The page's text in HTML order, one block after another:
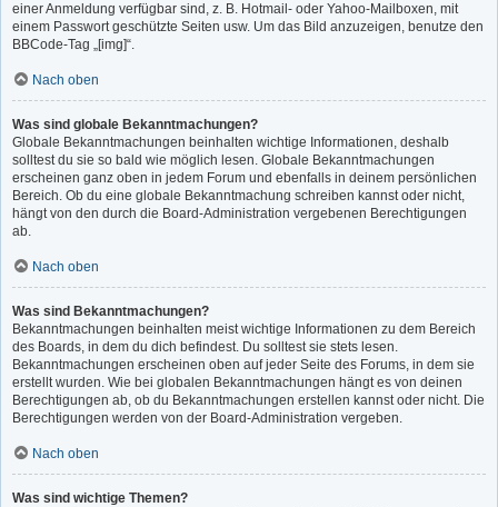
einer Anmeldung verfügbar sind, z. B. Hotmail- oder Yahoo-Mailboxen, mit
einem Passwort geschützte Seiten usw. Um das Bild anzuzeigen, benutze den
BBCode-Tag „[img]“.
Nach oben
Was sind globale Bekanntmachungen?
Globale Bekanntmachungen beinhalten wichtige Informationen, deshalb
solltest du sie so bald wie möglich lesen. Globale Bekanntmachungen
erscheinen ganz oben in jedem Forum und ebenfalls in deinem persönlichen
Bereich. Ob du eine globale Bekanntmachung schreiben kannst oder nicht,
hängt von den durch die Board-Administration vergebenen Berechtigungen
ab.
Nach oben
Was sind Bekanntmachungen?
Bekanntmachungen beinhalten meist wichtige Informationen zu dem Bereich
des Boards, in dem du dich befindest. Du solltest sie stets lesen.
Bekanntmachungen erscheinen oben auf jeder Seite des Forums, in dem sie
erstellt wurden. Wie bei globalen Bekanntmachungen hängt es von deinen
Berechtigungen ab, ob du Bekanntmachungen erstellen kannst oder nicht. Die
Berechtigungen werden von der Board-Administration vergeben.
Nach oben
Was sind wichtige Themen?